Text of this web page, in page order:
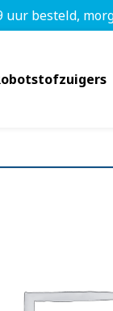
uur besteld,